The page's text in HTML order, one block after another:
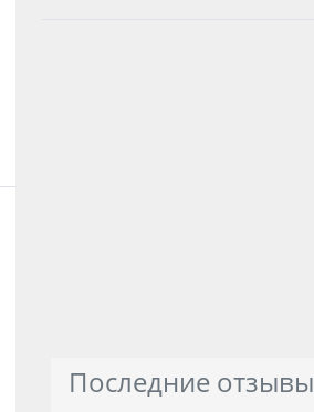
Последние отзывы